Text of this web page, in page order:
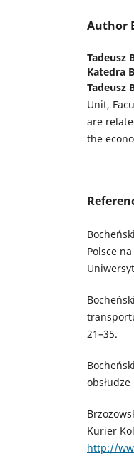
Author
Tadeusz
Katedra
Tadeusz
Unit,
are
the
Polsce
21–35.
Kurier
http://